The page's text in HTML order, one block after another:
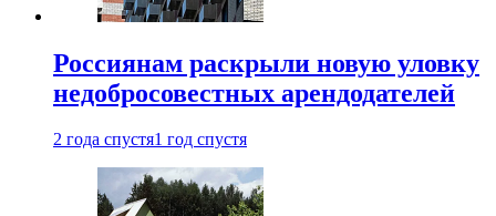
Россиянам раскрыли новую уловку
недобросовестных арендодателей
2 года спустя1 год спустя